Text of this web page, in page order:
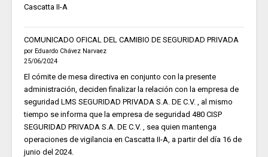
Cascatta II-A
COMUNICADO OFICAL DEL CAMIBIO DE SEGURIDAD PRIVADA
por Eduardo Chávez Narvaez
25/06/2024
El cómite de mesa directiva en conjunto con la presente
administración, deciden finalizar la relación con la empresa de
seguridad LMS SEGURIDAD PRIVADA S.A. DE C.V. , al mismo
tiempo se informa que la empresa de seguridad 480 CISP
SEGURIDAD PRIVADA S.A. DE C.V. , sea quien mantenga
operaciones de vigilancia en Cascatta II-A, a partir del día 16 de
junio del 2024.